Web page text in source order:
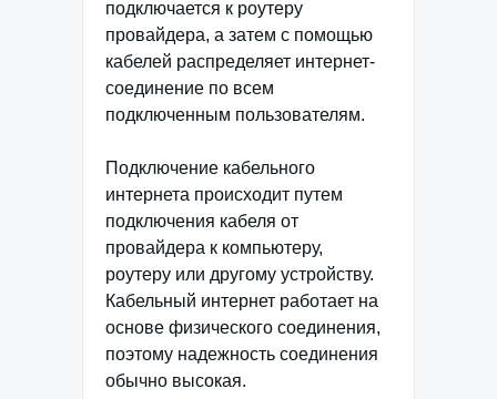
подключается к роутеру
провайдера, а затем с помощью
кабелей распределяет интернет-
соединение по всем
подключенным пользователям.
Подключение кабельного
интернета происходит путем
подключения кабеля от
провайдера к компьютеру,
роутеру или другому устройству.
Кабельный интернет работает на
основе физического соединения,
поэтому надежность соединения
обычно высокая.